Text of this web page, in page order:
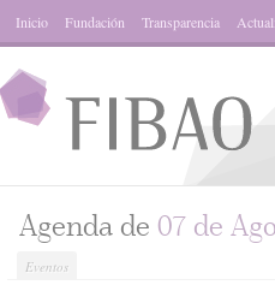
Inicio Fundación Transparencia
Agenda de 07 de
Eventos